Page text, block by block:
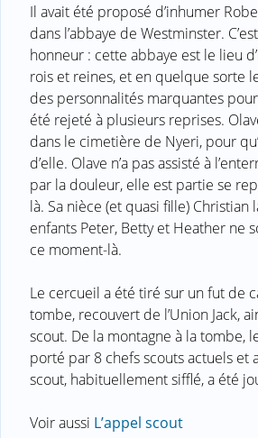
Il avait été proposé d’inhumer
dans l’abbaye de Westminster.
honneur : cette abbaye est le lieu
rois et reines, et en quelque sorte
des personnalités marquantes
été rejeté à plusieurs reprises.
dans le cimetière de Nyeri, pour
d’elle. Olave n’a pas assisté à
par la douleur, elle est partie se
là. Sa nièce (et quasi fille) Christian
enfants Peter, Betty et Heather ne
ce moment-là.
Le cercueil a été tiré sur un fut de
tombe, recouvert de l’Union Jack,
scout. De la montagne à la tombe,
porté par 8 chefs scouts actuels et
scout, habituellement sifflé, a été
Voir aussi L’appel scout